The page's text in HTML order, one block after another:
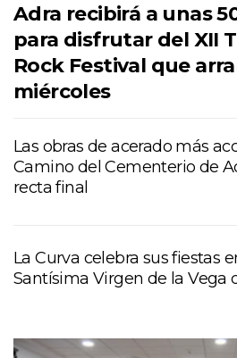
Adra recibirá a unas
para disfrutar del XII
Rock Festival que
miércoles
Las obras de acerado más
Camino del Cementerio de
recta final
La Curva celebra sus fiestas
Santísima Virgen de la Vega